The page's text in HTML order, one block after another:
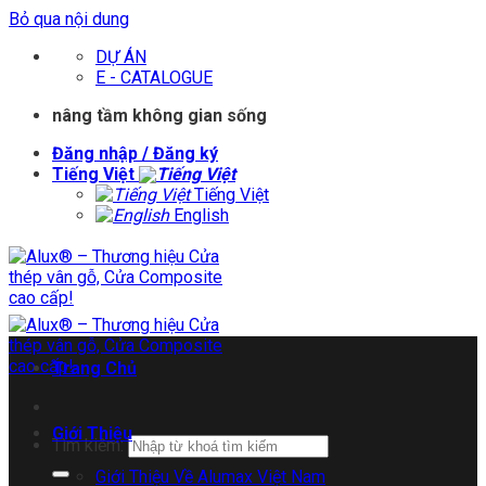
Bỏ qua nội dung
DỰ ÁN
E - CATALOGUE
nâng tầm không gian sống
Đăng nhập / Đăng ký
Tiếng Việt
Tiếng Việt
English
Tìm kiếm:
Trang Chủ
Giới Thiệu
Giới Thiệu Về Alumax Việt Nam